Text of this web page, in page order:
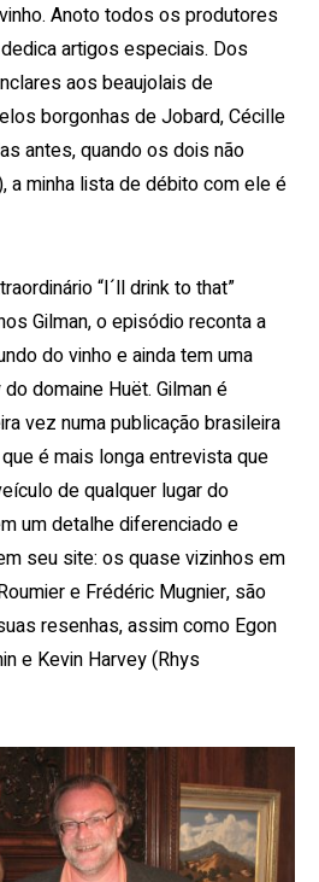
Anoto todos os produtores
artigos especiais. Dos
aos beaujolais de
borgonhas de Jobard, Cécille
antes, quando os dois não
a minha lista de débito com ele é
“I´ll drink to that”
Gilman, o episódio reconta a
do vinho e ainda tem uma
domaine Huët. Gilman é
vez numa publicação brasileira
é mais longa entrevista que
de qualquer lugar do
um detalhe diferenciado e
seu site: os quase vizinhos em
e Frédéric Mugnier, são
resenhas, assim como Egon
e Kevin Harvey (Rhys